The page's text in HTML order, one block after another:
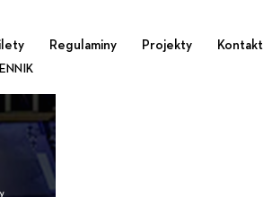
Regulaminy Projekty Kontakt